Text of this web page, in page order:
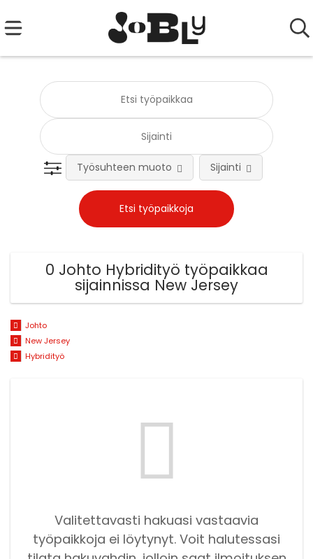
Työsuhteen muoto Sijainti
0 Johto Hybridityö työpaikkaa
sijainnissa New Jersey
Johto
New Jersey
Hybridityö
Valitettavasti hakuasi vastaavia
työpaikkoja ei löytynyt. Voit halutessasi